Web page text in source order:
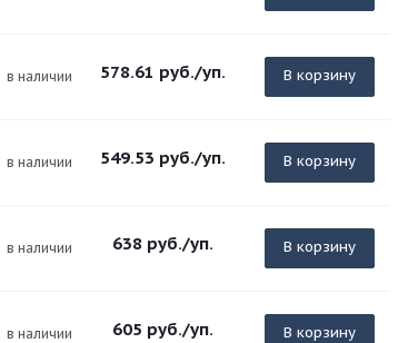
в наличии 578.61 руб./уп. В корзину
в наличии 549.53 руб./уп. В корзину
в наличии 638 руб./уп. В корзину
в наличии 605 руб./уп. В корзину